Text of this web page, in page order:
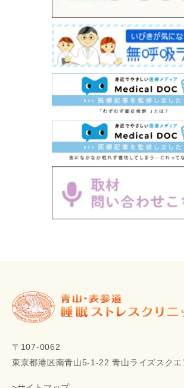
〒107-0062
東京都港区南青山5‐1‐22 青山ライズスク